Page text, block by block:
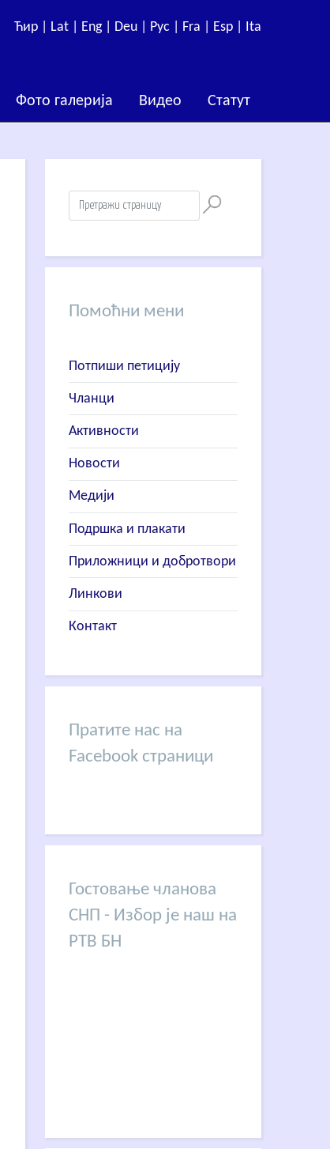
Ћир | Lat | Eng | Deu | Рус | Fra | Esp | Ita
Фото галерија Видео Статут
Помоћни мени
Потпиши петицију
Чланци
Активности
Новости
Медији
Подршка и плакати
Приложници и добротвори
Линкови
Контакт
Пратите нас на
Facebook страници
Гостовање чланова
СНП - Избор је наш на
РТВ БН